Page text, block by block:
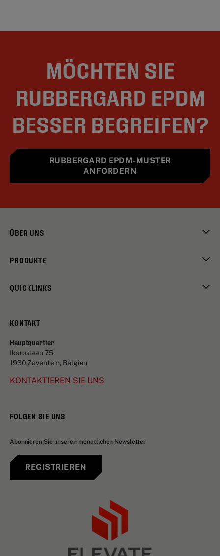
MÖCHTEN SIE
RUBBERGARD EPDM
BESSER BEGREIFEN?
RUBBERGARD EPDM-MUSTER
ANFORDERN
ÜBER UNS
PRODUKTE
QUICKLINKS
KONTAKT
Hauptquartier
Ikaroslaan 75
1930 Zaventem, Belgien
KONTAKTIEREN SIE UNS
FOLGEN SIE UNS
Abonnieren Sie unseren monatlichen Newsletter
REGISTRIEREN